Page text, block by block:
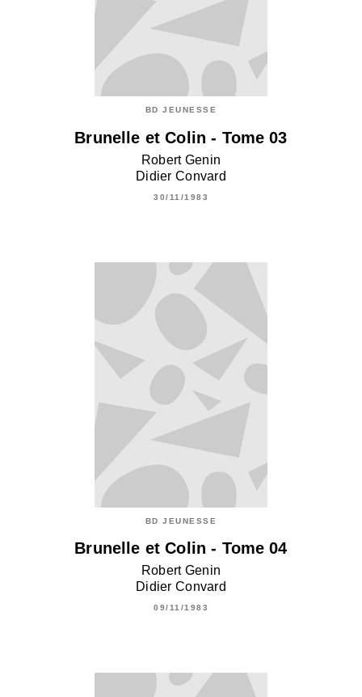
BD JEUNESSE
Brunelle et Colin - Tome 03
Robert Genin
Didier Convard
30/11/1983
BD JEUNESSE
Brunelle et Colin - Tome 04
Robert Genin
Didier Convard
09/11/1983